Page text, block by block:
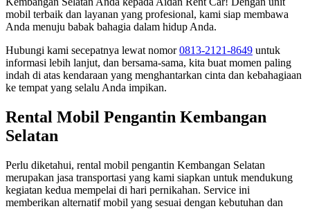
mobil terbaik dan layanan yang profesional, kami siap membawa
Anda menuju babak bahagia dalam hidup Anda.
Hubungi kami secepatnya lewat nomor0813-2121-8649 untuk
informasi lebih lanjut, dan bersama-sama, kita buat momen paling
indah di atas kendaraan yang menghantarkan cinta dan kebahagiaan
ke tempat yang selalu Anda impikan.
Rental Mobil Pengantin Kembangan
Selatan
Perlu diketahui, rental mobil pengantin Kembangan Selatan
merupakan jasa transportasi yang kami siapkan untuk mendukung
kegiatan kedua mempelai di hari pernikahan. Service ini
memberikan alternatif mobil yang sesuai dengan kebutuhan dan